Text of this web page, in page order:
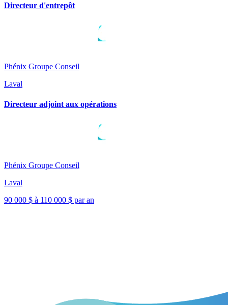
Directeur d'entrepôt
Phénix Groupe Conseil
Laval
Directeur adjoint aux opérations
Phénix Groupe Conseil
Laval
90 000 $ à 110 000 $ par an